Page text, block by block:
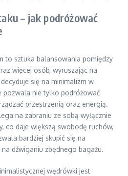
– jak podróżować
to sztuka balansowania pomiędzy
więcej osób, wyruszając na
się na minimalizm w
pozwala nie tylko podróżować
przestrzenią oraz energią.
na zabraniu ze sobą wyłącznie
co daje większą swobodę ruchów,
bardziej skupić się na
dźwiganiu zbędnego bagażu.
wędrówki jest